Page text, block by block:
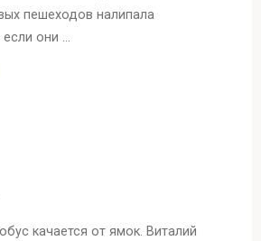
пешеходов налипала
если они …
качается от ямок. Виталий